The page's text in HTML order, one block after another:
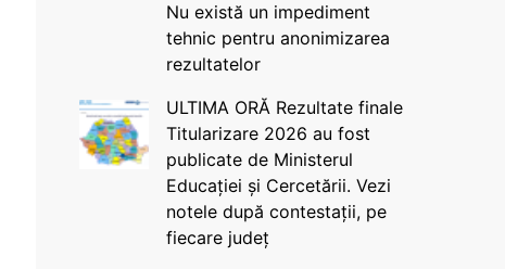
Nu există un impediment
tehnic pentru anonimizarea
rezultatelor
ULTIMA ORĂ Rezultate finale
Titularizare 2026 au fost
publicate de Ministerul
Educației și Cercetării. Vezi
notele după contestații, pe
fiecare județ